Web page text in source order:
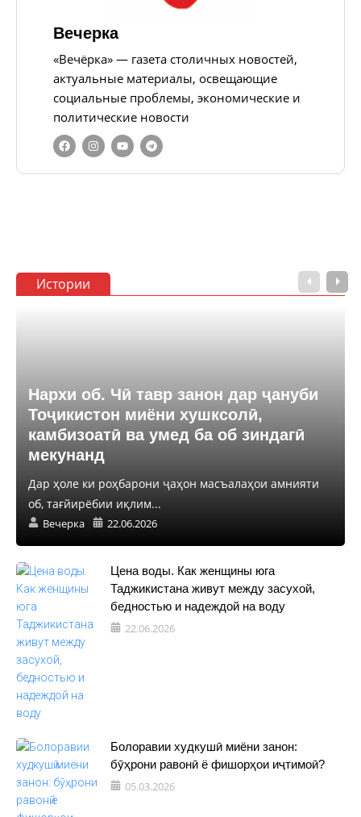
Вечерка
«Вечёрка» — газета столичных новостей,
актуальные материалы, освещающие
социальные проблемы, экономические и
политические новости
Истории
Нархи об. Чӣ тавр занон дар ҷануби
Тоҷикистон миёни хушксолӣ,
камбизоатӣ ва умед ба об зиндагӣ
мекунанд
Дар ҳоле ки роҳбарони ҷаҳон масъалаҳои амнияти
об, тағйирёбии иқлим...
Вечерка 22.06.2026
Цена воды. Как женщины юга
Таджикистана живут между засухой,
бедностью и надеждой на воду
22.06.2026
Болоравии худкушӣ миёни занон:
бӯҳрони равонӣ ё фишорҳои иҷтимоӣ?
05.03.2026